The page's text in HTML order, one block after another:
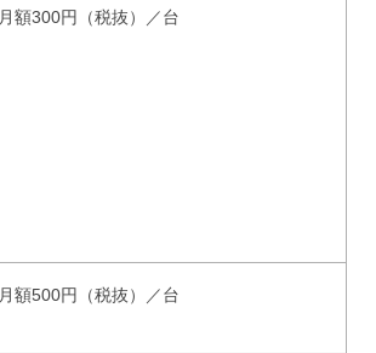
月額300円（税抜）／台
月額500円（税抜）／台